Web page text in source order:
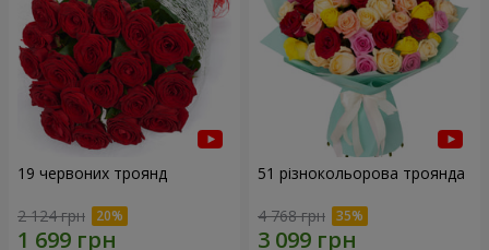
19 червоних троянд
2 124 грн
51 різнокольорова троянда
4 768 грн